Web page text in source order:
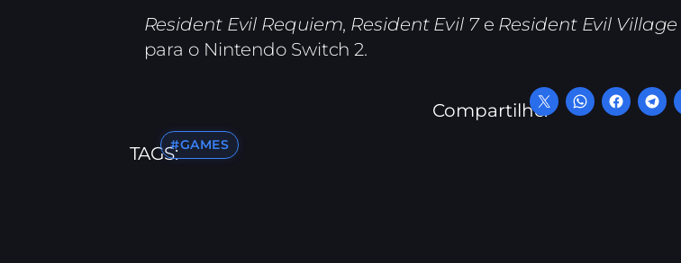
Resident Evil Requiem, Resident Evil 7e Resident Evil Village
para o Nintendo Switch 2.
Compartilhe:
TAGS:#GAMES